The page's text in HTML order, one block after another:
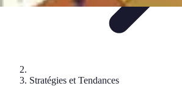
Stratégies et Tendances